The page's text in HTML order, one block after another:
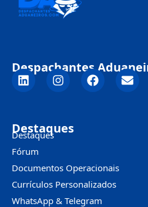
Despachantes
Destaques
Destaques
Fórum
Documentos Operacionais
Currículos Personalizados
WhatsApp & Telegram